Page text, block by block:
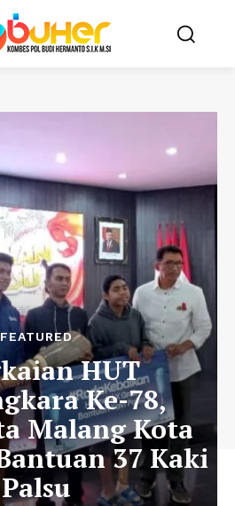
FEATURED
HUT
Ke-78,
Malang Kota
37 Kaki
Palsu